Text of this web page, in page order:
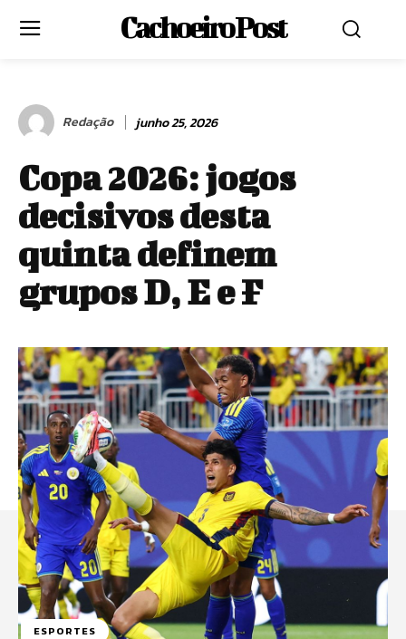
Cachoeiro Post
Redação junho 25, 2026
Copa 2026: jogos
decisivos desta
quinta definem
grupos D, E e F
ESPORTES